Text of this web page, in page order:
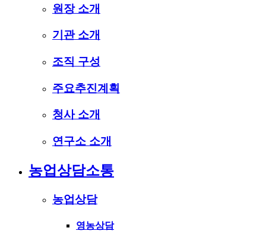
원장 소개
기관 소개
조직 구성
주요추진계획
청사 소개
연구소 소개
농업상담소통
농업상담
영농상담